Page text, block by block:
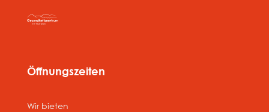
Öffnungszeiten
Wir bieten